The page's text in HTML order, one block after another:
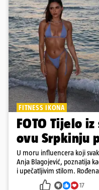
FITNESS IKONA
FOTO Tijelo
ovu Srpkinju
U moru influencera koji
Anja Blagojević, poznatija
i upečatljivim stilom.
Dubaiju, Anja je spoj
17